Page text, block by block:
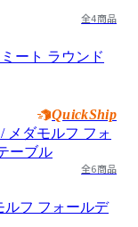
全4商品
ミート ラウンド
QuickShip
全6商品
ルフ フォールデ